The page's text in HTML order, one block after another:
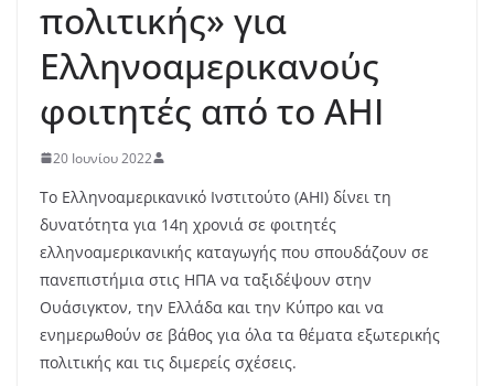
πολιτικής» για
Ελληνοαμερικανούς
φοιτητές από το AHI
20 Ιουνίου 2022
Το Ελληνοαμερικανικό Ινστιτούτο (AHI) δίνει τη
δυνατότητα για 14η χρονιά σε φοιτητές
ελληνοαμερικανικής καταγωγής που σπουδάζουν σε
πανεπιστήμια στις ΗΠΑ να ταξιδέψουν στην
Ουάσιγκτον, την Ελλάδα και την Κύπρο και να
ενημερωθούν σε βάθος για όλα τα θέματα εξωτερικής
πολιτικής και τις διμερείς σχέσεις.